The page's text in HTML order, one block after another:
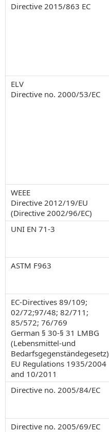
Directive 2015/863 EC
ELV
Directive no. 2000/53/EC
WEEE
Directive 2012/19/EU
(Directive 2002/96/EC)
UNI EN 71-3
ASTM F963
EC-Directives 89/109;
02/72;97/48; 82/711;
85/572; 76/769
German § 30-§ 31 LMBG
(Lebensmittel-und
Bedarfsgegenständegesetz)
EU Regulations 1935/2004
and 10/2011
Directive no. 2005/84/EC
Directive no. 2005/69/EC